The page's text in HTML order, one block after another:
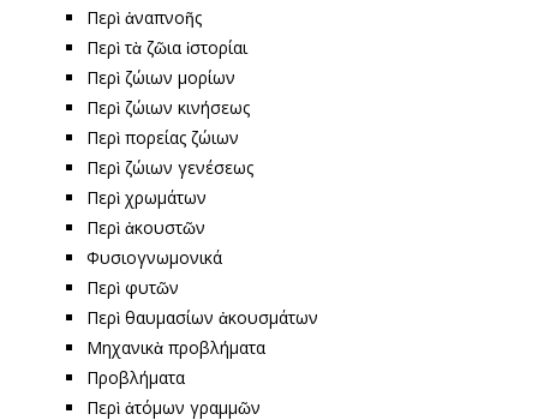
Περὶ ἀναπνοῆς
Περὶ τὰ ζῶια ἱστορίαι
Περὶ ζώιων μορίων
Περὶ ζώιων κινήσεως
Περὶ πορείας ζώιων
Περὶ ζώιων γενέσεως
Περὶ χρωμάτων
Περὶ ἀκουστῶν
Φυσιογνωμονικά
Περὶ φυτῶν
Περὶ θαυμασίων ἀκουσμάτων
Μηχανικὰ προβλήματα
Προβλήματα
Περὶ ἀτόμων γραμμῶν